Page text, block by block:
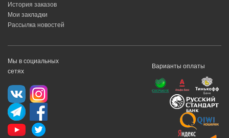
История заказов
Мои закладки
Рассылка новостей
Мы в социальных
сетях
Варианты оплаты